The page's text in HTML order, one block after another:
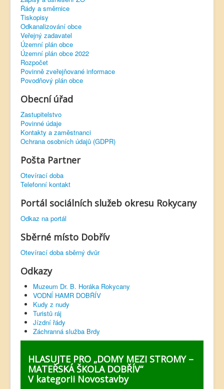
Řády a směrnice
Tiskopisy
Odkanalizování obce
Veřejný zadavatel
Územní plán obce
Územní plán obce 2022
Rozpočet
Povinně zveřejňované informace
Povodňový plán obce
Obecní úřad
Zastupitelstvo
Povinné údaje
Kontakty a zaměstnanci
Ochrana osobních údajů (GDPR)
Pošta Partner
Otevírací doba
Telefonní kontakt
Portál sociálních služeb okresu Rokycany
Odkaz na portál
Sběrné místo Dobřív
Otevírací doba sběrný dvůr
Odkazy
Muzeum Dr. B. Horáka Rokycany
VODNÍ HAMR DOBŘÍV
Kudy z nudy
Turistů ráj
Jízdní řády
Záchranná služba Brdy
HLASUJTE PRO „DOMY MEZI STROMY –
MATEŘSKÁ ŠKOLA DOBŘÍV“
V kategorii Novostavby